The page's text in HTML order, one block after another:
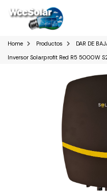
Home Productos
DAR DE
Inversor Solarprofit Red R5 5000W